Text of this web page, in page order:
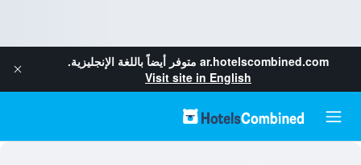
ar.hotelscombined.com متوفر أيضاً باللغة الإنجليزية.
Visit site in English